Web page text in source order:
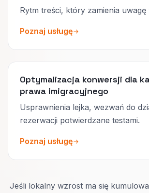
Rytm treści, który zamienia uwagę
Poznaj usługę
Optymalizacja konwersji dla
prawa imigracyjnego
Usprawnienia lejka, wezwań do
rezerwacji potwierdzane testami.
Poznaj usługę
Jeśli lokalny wzrost ma się